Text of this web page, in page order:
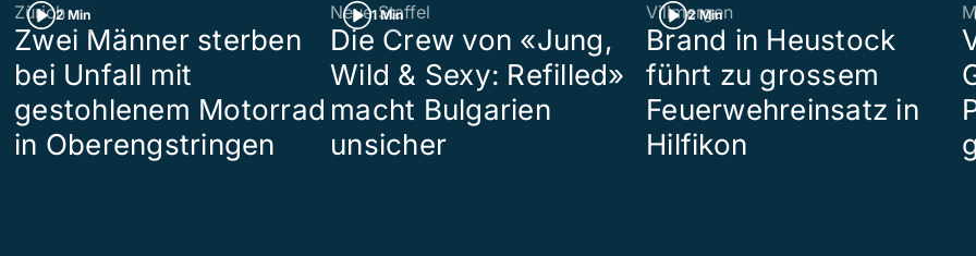
2 Min
Zürich
Zwei Männer sterben
bei Unfall mit
gestohlenem Motorrad
in Oberengstringen
1 Min
Neue Staffel
Die Crew von «Jung,
Wild & Sexy: Refilled»
macht Bulgarien
unsicher
2 Min
Villmergen
Brand in Heustock
führt zu grossem
Feuerwehreinsatz in
Hilfikon